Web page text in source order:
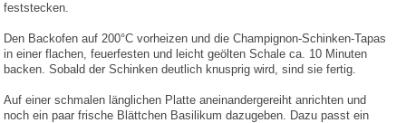
feststecken.
Den Backofen auf 200°C vorheizen und die Champignon-Schinken-Tapas
in einer flachen, feuerfesten und leicht geölten Schale ca. 10 Minuten
backen. Sobald der Schinken deutlich knusprig wird, sind sie fertig.
Auf einer schmalen länglichen Platte aneinandergereiht anrichten und
noch ein paar frische Blättchen Basilikum dazugeben. Dazu passt ein